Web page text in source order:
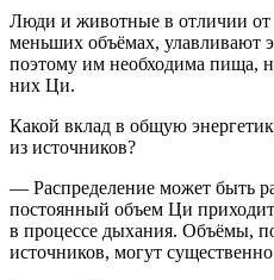
Люди и животные в отличии от
меньших объёмах, улавливают
поэтому им необходима пища,
них Ци.
Какой вклад в общую
из источников?
— Распределение может быть
постоянный объем Ци
в процессе дыхания. Объёмы,
источников, могут существенно